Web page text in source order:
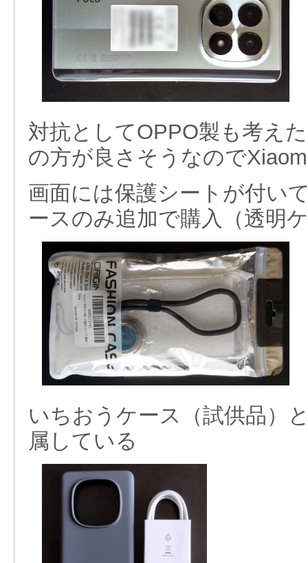
対抗としてOPPO製も考え
の方が良さそうなので
画面には保護シートが付い
ースのみ追加で購入（透明
いちおうケース（試供品）
属している